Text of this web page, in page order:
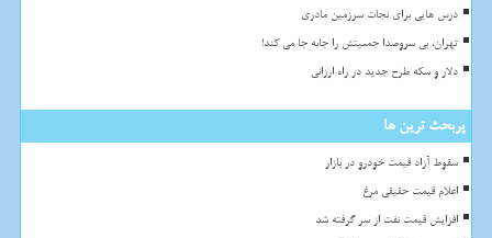
درس هایی برای نجات سرزمین مادری
تهران، بی سروصدا جمعیتش را جابه جا می کند!
دلار و سکه طرح جدید در راه ارزانی
پربحث ترین ها
سقوط آزاد قیمت خودرو در بازار
اعلام قیمت حقیقی مرغ
افزایش قیمت نفت از سر گرفته شد